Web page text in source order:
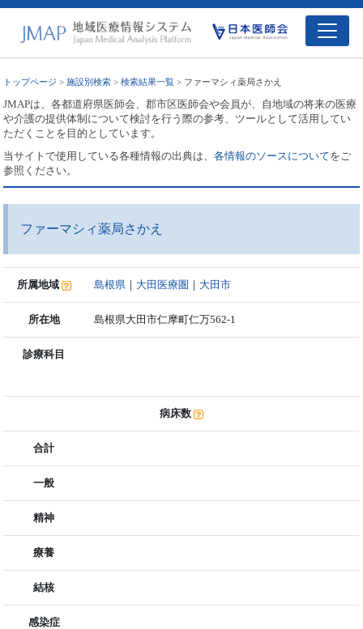
トップページ >施設別検索 >検索結果一覧 > ファーマシィ薬局さかえ
JMAPは、各都道府県医師会、郡市区医師会や会員が、自地域の将来の医療
や介護の提供体制について検討を行う際の参考、ツールとして活用してい
ただくことを目的としています。
当サイトで使用している各種情報の出典は、各情報のソースについてをご
参照ください。
ファーマシィ薬局さかえ
所属地域 島根県 ｜ 大田医療圏 ｜ 大田市
所在地 島根県大田市仁摩町仁万562-1
診療科目
病床数
合計
一般
精神
療養
結核
感染症